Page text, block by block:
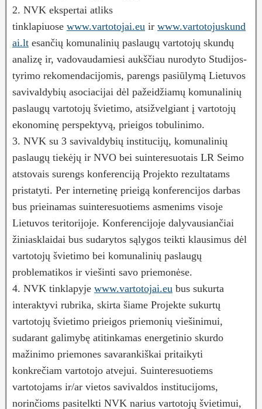
2. NVK ekspertai atliks
tinklapiuose www.vartotojai.eu ir www.vartotojuskund
ai.lt esančių komunalinių paslaugų vartotojų skundų
analizę ir, vadovaudamiesi aukščiau nurodyto Studijos-
tyrimo rekomendacijomis, parengs pasiūlymą Lietuvos
savivaldybių asociacijai dėl pažeidžiamų komunalinių
paslaugų vartotojų švietimo, atsižvelgiant į vartotojų
ekonominę perspektyvą, prieigos tobulinimo.
3. NVK su 3 savivaldybių institucijų, komunalinių
paslaugų tiekėjų ir NVO bei suinteresuotais LR Seimo
atstovais surengs konferenciją Projekto rezultatams
pristatyti. Per internetinę prieigą konferencijos darbas
bus prieinamas suinteresuotiems asmenims visoje
Lietuvos teritorijoje. Konferencijoje dalyvausiančiai
žiniasklaidai bus sudarytos sąlygos teikti klausimus dėl
vartotojų švietimo bei komunalinių paslaugų
problematikos ir viešinti savo priemonėse.
4. NVK tinklapyje www.vartotojai.eu bus sukurta
interaktyvi rubrika, skirta šiame Projekte sukurtų
vartotojų švietimo prieigos priemonių viešinimui,
sudarant galimybę atitinkamas energetinio skurdo
mažinimo priemones savarankiškai pritaikyti
konkrečiam vartotojo atvejui. Suinteresuotiems
vartotojams ir/ar vietos savivaldos institucijoms,
norinčioms pasitelkti NVK narius vartotojų švietimui,